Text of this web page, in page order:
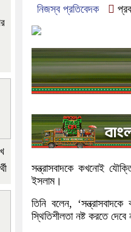
নিজস্ব প্রতিবেদক
সন্ত্রাসবাদকে কখনোই
ইসলাম।
তিনি বলেন,
স্থিতিশীলতা নষ্ট করতে দেবে